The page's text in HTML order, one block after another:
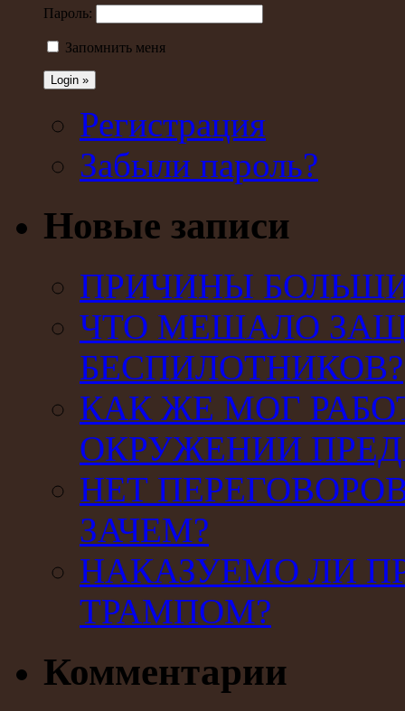
Пароль:
Запомнить меня
Регистрация
Забыли пароль?
Новые записи
ПРИЧИНЫ
ЧТО МЕШАЛО
БЕСПИЛОТНИКОВ?
КАК ЖЕ МОГ
ОКРУЖЕНИИ
НЕТ
ЗАЧЕМ?
НАКАЗУЕМО ЛИ
ТРАМПОМ?
Комментарии